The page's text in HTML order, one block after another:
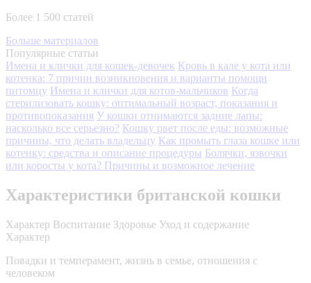
Более 1 500 статей
Больше материалов
Популярные статьи
Имена и клички для кошек-девочек Кровь в кале у кота или
котенка: 7 причин возникновения и варианты помощи
питомцу Имена и клички для котов-мальчиков Когда
стерилизовать кошку: оптимальный возраст, показания и
противопоказания У кошки отнимаются задние лапы:
насколько все серьезно? Кошку рвет после еды: возможные
причины, что делать владельцу Как промыть глаза кошке или
котенку: средства и описание процедуры Болячки, язвочки
или коросты у кота? Причины и возможное лечение
Характеристики британской кошки
Характер Воспитание Здоровье Уход и содержание
Характер
Повадки и темперамент, жизнь в семье, отношения с
человеком